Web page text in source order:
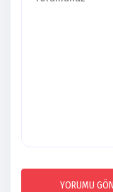
YORUMU